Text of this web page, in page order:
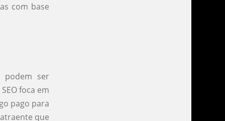
com base
podem ser
foca em
pago para
que